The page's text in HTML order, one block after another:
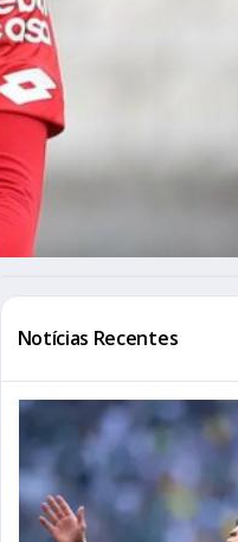
Notícias Recentes